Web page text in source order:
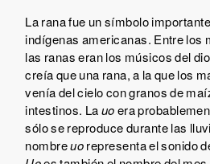
La rana fue un símbolo
indígenas americanas. Entre los
las ranas eran los músicos del
creía que una rana, a la que los
venía del cielo con granos de
intestinos. Lauoera
sólo se reproduce durante las
nombreuorepresenta el sonido